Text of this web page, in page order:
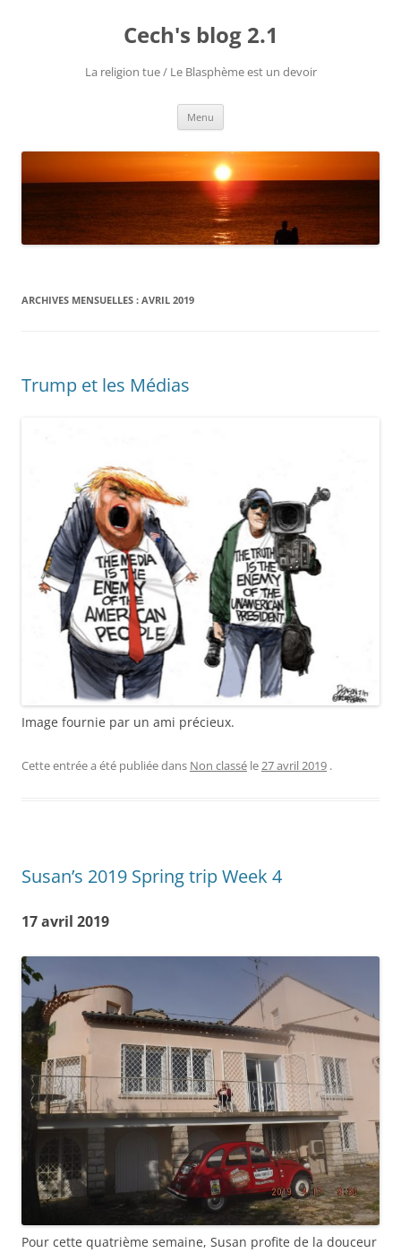
Cech's blog 2.1
La religion tue / Le Blasphème est un devoir
Menu
ARCHIVES MENSUELLES : AVRIL 2019
Trump et les Médias
Image fournie par un ami précieux.
Cette entrée a été publiée dans Non classé le27 avril 2019 .
Susan’s 2019 Spring trip Week 4
17 avril 2019
Pour cette quatrième semaine, Susan profite de la douceur